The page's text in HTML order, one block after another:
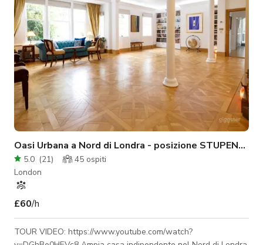
Oasi Urbana a Nord di Londra - posizione STUPENDA
5.0 (21) 45 ospiti
London
£60/h
TOUR VIDEO: https://www.youtube.com/watch?